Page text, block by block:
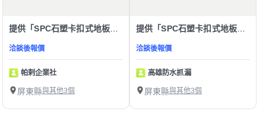
提供「SPC石塑卡扣式地板」服務
洽談後報價
帕剌企業社
屏東縣與其他3個
提供「SPC石塑卡扣式地板」服務
洽談後報價
高雄防水抓漏
屏東縣與其他3個